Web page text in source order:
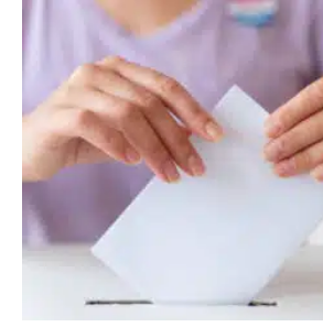
profit
des
classes
RPI